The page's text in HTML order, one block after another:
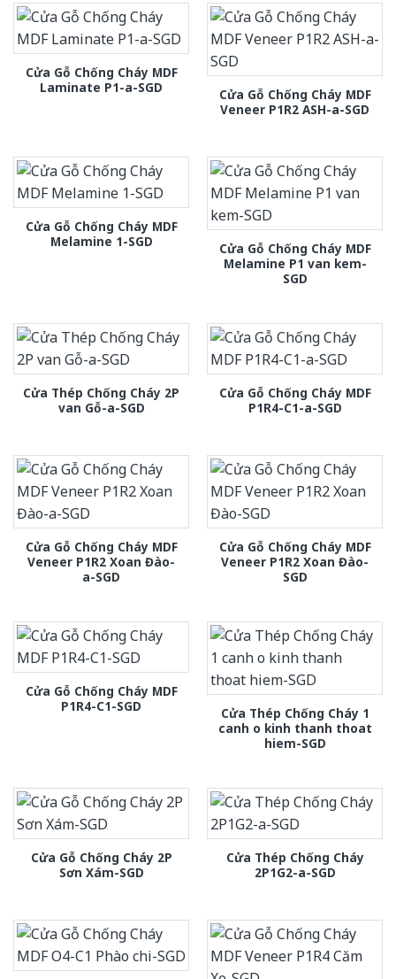
Cửa Gỗ Chống Cháy MDF
Laminate P1-a-SGD
Cửa Gỗ Chống Cháy MDF
Veneer P1R2 ASH-a-SGD
Cửa Gỗ Chống Cháy MDF
Melamine 1-SGD
Cửa Gỗ Chống Cháy MDF
Melamine P1 van kem-
SGD
Cửa Thép Chống Cháy 2P
van Gỗ-a-SGD
Cửa Gỗ Chống Cháy MDF
P1R4-C1-a-SGD
Cửa Gỗ Chống Cháy MDF
Veneer P1R2 Xoan Đào-
a-SGD
Cửa Gỗ Chống Cháy MDF
Veneer P1R2 Xoan Đào-
SGD
Cửa Gỗ Chống Cháy MDF
P1R4-C1-SGD
Cửa Thép Chống Cháy 1
canh o kinh thanh thoat
hiem-SGD
Cửa Gỗ Chống Cháy 2P
Sơn Xám-SGD
Cửa Thép Chống Cháy
2P1G2-a-SGD